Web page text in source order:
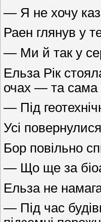
— Я не хочу
Раен глянув у
— Ми й так у
Ельза Рік
очах — та сама
— Під
Усі
Бор повільно
— Що ще за
Ельза не
— Під час